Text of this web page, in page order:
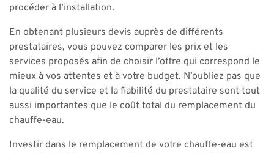
procéder à l’installation.
En obtenant plusieurs devis auprès de différents
prestataires, vous pouvez comparer les prix et les
services proposés afin de choisir l’offre qui correspond le
mieux à vos attentes et à votre budget. N’oubliez pas que
la qualité du service et la fiabilité du prestataire sont tout
aussi importantes que le coût total du remplacement du
chauffe-eau.
Investir dans le remplacement de votre chauffe-eau est